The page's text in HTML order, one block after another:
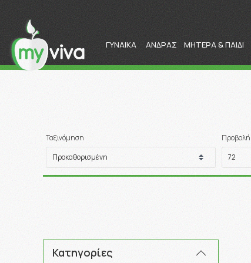
ΓΥΝΑΙΚΑ ΑΝΔΡΑΣ ΜΗΤΕΡΑ & ΠΑΙΔΙ
Ταξινόμηση Προβολή
Κατηγορίες